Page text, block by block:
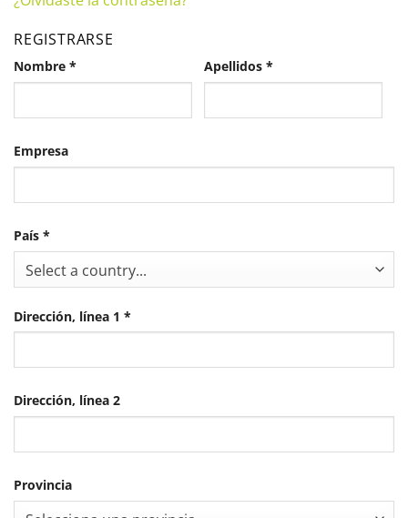
REGISTRARSE
Nombre * Apellidos *
Empresa
País *
Select a country...
Dirección, línea 1 *
Dirección, línea 2
Provincia